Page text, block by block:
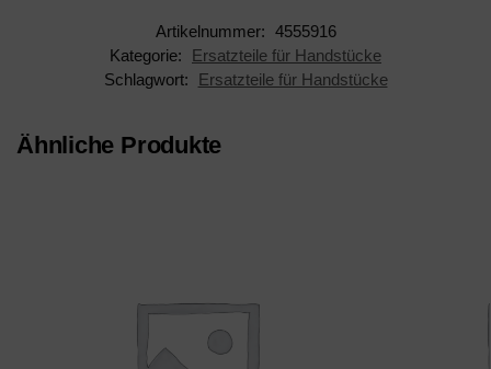
Artikelnummer: 4555916
Kategorie:
Ersatzteile für Handstücke
Schlagwort:
Ersatzteile für Handstücke
Ähnliche Produkte